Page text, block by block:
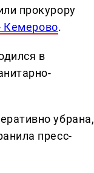
прокурору
Кемерово.
в
убрана,
пресс-